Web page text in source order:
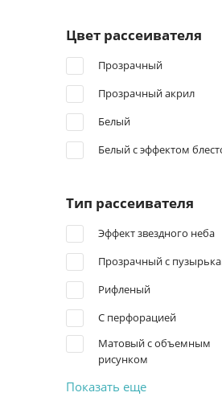
Цвет рассеивателя
Прозрачный
Прозрачный акрил
Белый
Белый с эффектом
Тип рассеивателя
Эффект звездного неба
Прозрачный с
Рифленый
С перфорацией
Матовый с объемным
рисунком
Показать еще